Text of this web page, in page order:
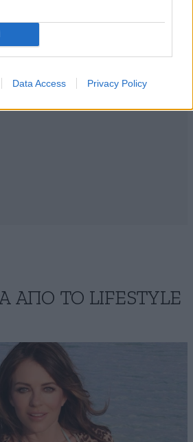
Data Access Privacy Policy
ΑΠΟ ΤΟ LIFESTYLE